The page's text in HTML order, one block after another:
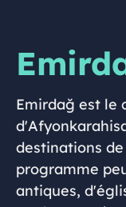
Emirdağ est le
destinations
programme
antiques,